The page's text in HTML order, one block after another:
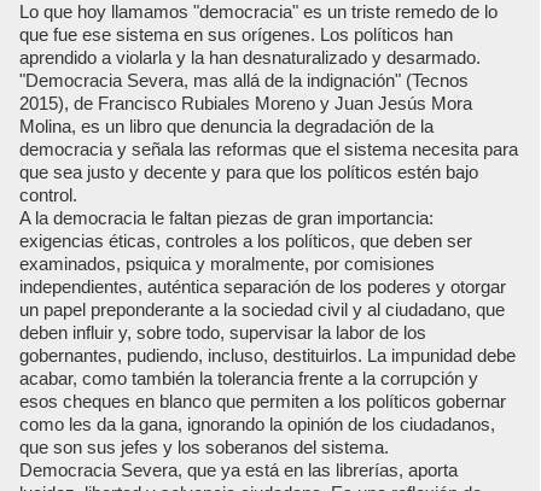
Lo que hoy llamamos "democracia" es un triste remedo de lo
que fue ese sistema en sus orígenes. Los políticos han
aprendido a violarla y la han desnaturalizado y desarmado.
"Democracia Severa, mas allá de la indignación" (Tecnos
2015), de Francisco Rubiales Moreno y Juan Jesús Mora
Molina, es un libro que denuncia la degradación de la
democracia y señala las reformas que el sistema necesita para
que sea justo y decente y para que los políticos estén bajo
control.
A la democracia le faltan piezas de gran importancia:
exigencias éticas, controles a los políticos, que deben ser
examinados, psiquica y moralmente, por comisiones
independientes, auténtica separación de los poderes y otorgar
un papel preponderante a la sociedad civil y al ciudadano, que
deben influir y, sobre todo, supervisar la labor de los
gobernantes, pudiendo, incluso, destituirlos. La impunidad debe
acabar, como también la tolerancia frente a la corrupción y
esos cheques en blanco que permiten a los políticos gobernar
como les da la gana, ignorando la opinión de los ciudadanos,
que son sus jefes y los soberanos del sistema.
Democracia Severa, que ya está en las librerías, aporta